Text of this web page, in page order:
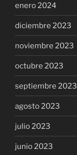
enero 2024
diciembre 2023
noviembre 2023
octubre 2023
septiembre 2023
agosto 2023
julio 2023
junio 2023